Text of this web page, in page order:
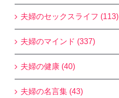
夫婦のセックスライフ (113)
夫婦のマインド (337)
夫婦の健康 (40)
夫婦の名言集 (43)